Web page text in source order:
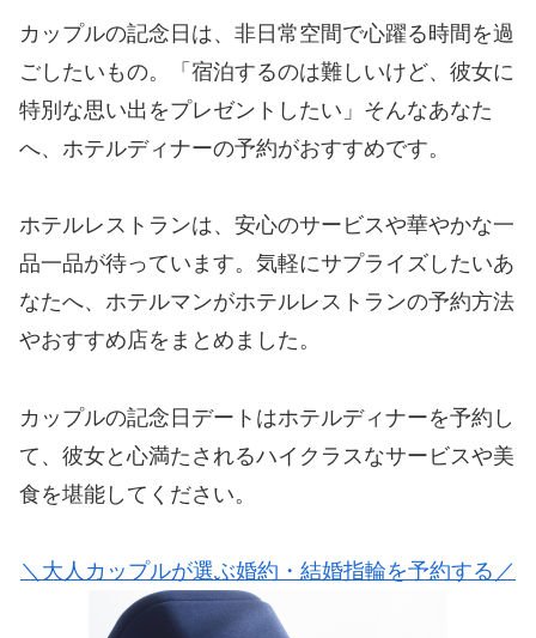
カップルの記念日は、非日常空間で心躍る時間を過
ごしたいもの。「宿泊するのは難しいけど、彼女に
特別な思い出をプレゼントしたい」そんなあなた
へ、ホテルディナーの予約がおすすめです。
ホテルレストランは、安心のサービスや華やかな一
品一品が待っています。気軽にサプライズしたいあ
なたへ、ホテルマンがホテルレストランの予約方法
やおすすめ店をまとめました。
カップルの記念日デートはホテルディナーを予約し
て、彼女と心満たされるハイクラスなサービスや美
食を堪能してください。
＼大人カップルが選ぶ婚約・結婚指輪を予約する／